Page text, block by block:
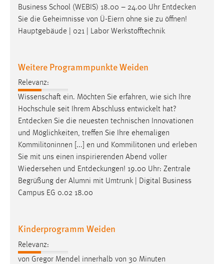
Business School (WEBIS) 18.00 – 24.00 Uhr Entdecken
Sie die Geheimnisse von Ü-Eiern ohne sie zu öffnen!
Hauptgebäude | 021 | Labor Werkstofftechnik
Weitere Programmpunkte Weiden
Relevanz:
Wissenschaft ein. Möchten Sie erfahren, wie sich Ihre
Hochschule seit Ihrem Abschluss entwickelt hat?
Entdecken Sie die neuesten technischen Innovationen
und Möglichkeiten, treffen Sie Ihre ehemaligen
Kommilitoninnen [...] en und Kommilitonen und erleben
Sie mit uns einen inspirierenden Abend voller
Wiedersehen und Entdeckungen! 19.00 Uhr: Zentrale
Begrüßung der Alumni mit Umtrunk | Digital Business
Campus EG 0.02 18.00
Kinderprogramm Weiden
Relevanz:
von Gregor Mendel innerhalb von 30 Minuten